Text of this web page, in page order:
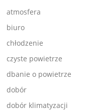
atmosfera
biuro
chłodzenie
czyste powietrze
dbanie o powietrze
dobór
dobór klimatyzacji